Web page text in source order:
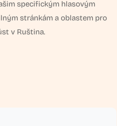
specifickým hlasovým
stránkám a oblastem pro
v Ruština.